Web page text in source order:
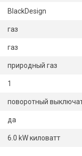
BlackDesign
газ
газ
природный газ
1
поворотный
да
6.0 kW киловатт